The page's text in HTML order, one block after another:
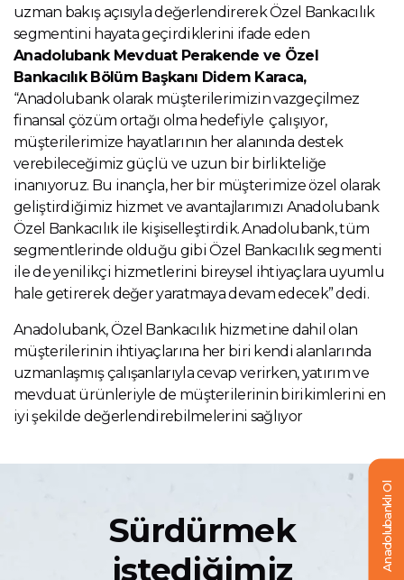
uzman bakış açısıyla değerlendirerek Özel Bankacılık
segmentini hayata geçirdiklerini ifade eden
Anadolubank Mevduat Perakende ve Özel
Bankacılık Bölüm Başkanı Didem Karaca,
“Anadolubank olarak müşterilerimizin vazgeçilmez
finansal çözüm ortağı olma hedefiyle çalışıyor,
müşterilerimize hayatlarının her alanında destek
verebileceğimiz güçlü ve uzun bir birlikteliğe
inanıyoruz. Bu inançla, her bir müşterimize özel olarak
geliştirdiğimiz hizmet ve avantajlarımızı Anadolubank
Özel Bankacılık ile kişiselleştirdik. Anadolubank, tüm
segmentlerinde olduğu gibi Özel Bankacılık segmenti
ile de yenilikçi hizmetlerini bireysel ihtiyaçlara uyumlu
hale getirerek değer yaratmaya devam edecek” dedi.
Anadolubank, Özel Bankacılık hizmetine dahil olan
müşterilerinin ihtiyaçlarına her biri kendi alanlarında
uzmanlaşmış çalışanlarıyla cevap verirken, yatırım ve
mevduat ürünleriyle de müşterilerinin birikimlerini en
iyi şekilde değerlendirebilmelerini sağlıyor
Sürdürmek
istediğimiz
Anadolubanklı Ol